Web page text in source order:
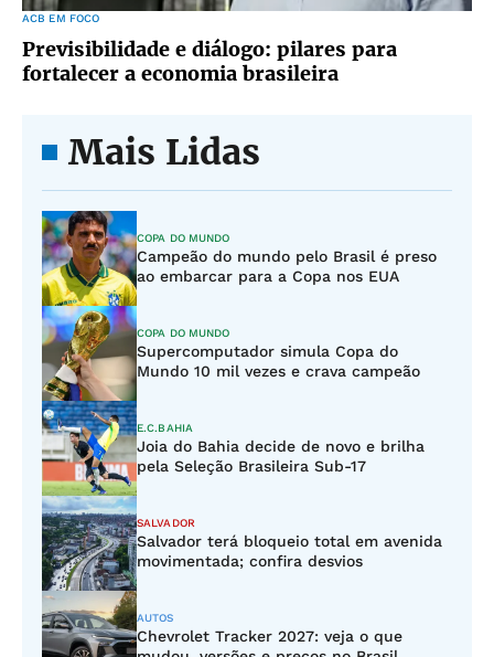
ACB EM FOCO
Previsibilidade e diálogo: pilares para
fortalecer a economia brasileira
Mais Lidas
COPA DO MUNDO
Campeão do mundo pelo Brasil é preso
ao embarcar para a Copa nos EUA
COPA DO MUNDO
Supercomputador simula Copa do
Mundo 10 mil vezes e crava campeão
E.C.BAHIA
Joia do Bahia decide de novo e brilha
pela Seleção Brasileira Sub-17
SALVADOR
Salvador terá bloqueio total em avenida
movimentada; confira desvios
AUTOS
Chevrolet Tracker 2027: veja o que